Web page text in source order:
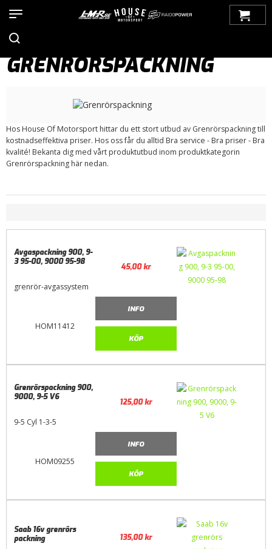
900 NG (1994-1998)
>Motor / Tillbehör
GRENRÖRSPACKNING
Hos House Of Motorsport hittar du ett stort utbud av Grenrörspackning till
kostnadseffektiva priser. Hos oss får du alltid Bra service - Bra priser - Bra
kvalité! Bekanta dig med vårt produktutbud inom produktkategorin
Grenrörspackning här nedan.
HOM11412
Avgaspackning 900, 9-
3 95-00, 9000 95-98
grenrör-avgassystem
45,00kr
INFO
KÖP
HOM09255
Grenrörspackning 900,
9000, 9-5 V6
9-5 Cyl 1-3-5
125,00kr
INFO
KÖP
Saab 16v grenrörs
packning
135,00kr